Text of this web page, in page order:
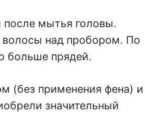
после мытья головы.
над пробором. По
больше прядей.
(без применения фена) и
значительный